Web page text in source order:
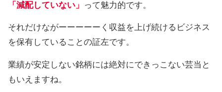
「減配していない」 って魅力的です。
それだけながーーーーーく収益を上げ続けるビジネス
を保有していることの証左です。
業績が安定しない銘柄には絶対にできっこない芸当と
もいえますね。